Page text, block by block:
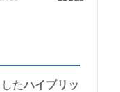
たハイブリッ